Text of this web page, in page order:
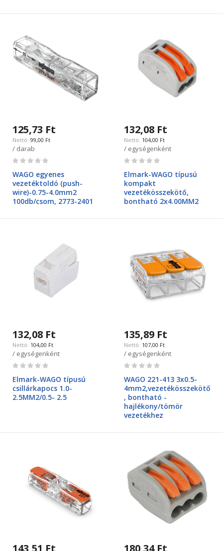
125,73 Ft
99,00 Ft
/ darab
Rating:
WAGO egyenes
vezetéktoldó (push-
wire)-0.75-4.0mm2
100db/csom, 2773-2401
132,08 Ft
104,00 Ft
/ egységenként
Rating:
Elmark-WAGO típusú
kompakt
vezetékösszekötő,
bontható 2x4.00MM2
132,08 Ft
104,00 Ft
/ egységenként
Rating:
Elmark-WAGO típusú
csillárkapocs 1.0-
2.5MM2/0.5- 2.5
135,89 Ft
107,00 Ft
/ egységenként
Rating:
WAGO 221-413 3x0.5-
4mm2,vezetékösszekötő
, bontható -
hajlékony/tömör
vezetékhez
143,51 Ft 180,34 Ft